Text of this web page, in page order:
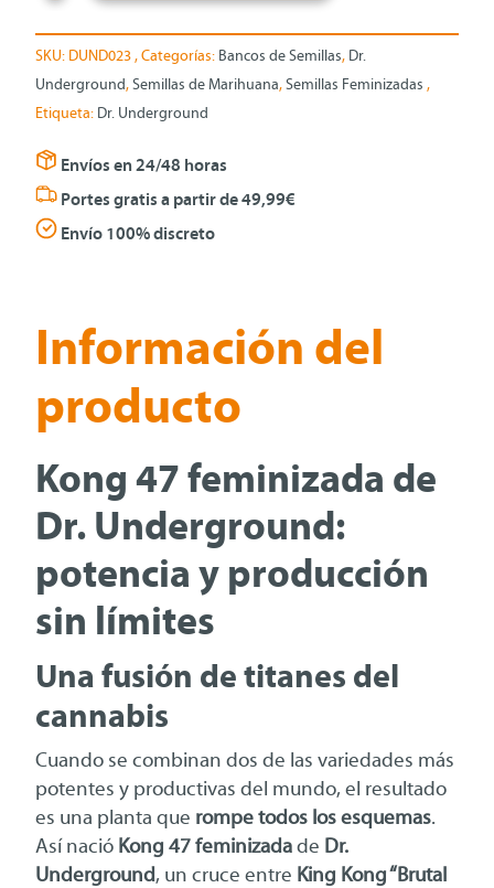
32,00 €.28,00 €.
feminizada
de
Underground
cantidad
SKU: DUND023 Categorías: Bancos de Semillas, Dr.
Underground,Semillas de Marihuana,Semillas Feminizadas
Etiqueta: Dr. Underground
Envíos en 24/48 horas
Portes gratis a partir de 49,99€
Envío 100% discreto
Información del
producto
Kong 47 feminizada de
Dr. Underground:
potencia y producción
sin límites
Una fusión de titanes del
cannabis
Cuando se combinan dos de las variedades más
potentes y productivas del mundo, el resultado
es una planta que rompe todos los esquemas.
Así nació Kong 47 feminizadade Dr.
Underground, un cruce entre King Kong “Brutal